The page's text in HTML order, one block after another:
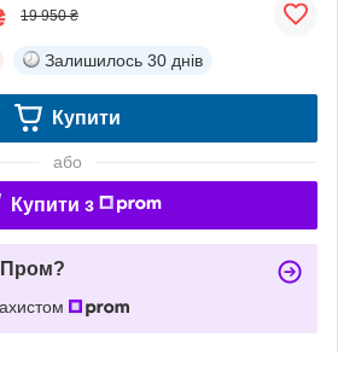
19 950 ₴
Залишилось 30 днів
Купити
або
Купити з
Пром?